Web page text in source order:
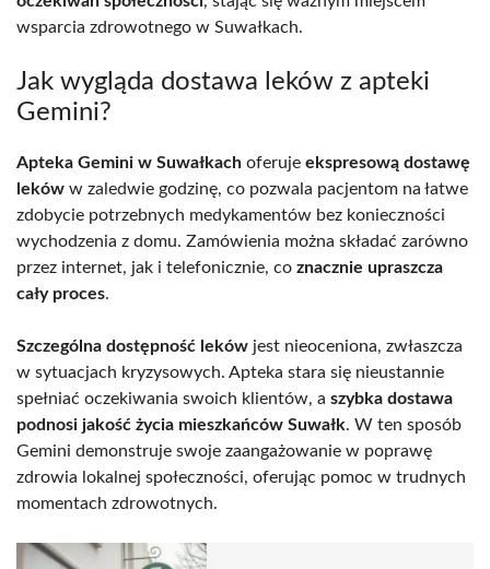
wsparcia zdrowotnego w Suwałkach.
Jak wygląda dostawa leków z apteki
Gemini?
Apteka Gemini w Suwałkach oferuje ekspresową dostawę
leków w zaledwie godzinę, co pozwala pacjentom na łatwe
zdobycie potrzebnych medykamentów bez konieczności
wychodzenia z domu. Zamówienia można składać zarówno
przez internet, jak i telefonicznie, co znacznie upraszcza
cały proces.
Szczególna dostępność leków jest nieoceniona, zwłaszcza
w sytuacjach kryzysowych. Apteka stara się nieustannie
spełniać oczekiwania swoich klientów, a szybka dostawa
podnosi jakość życia mieszkańców Suwałk. W ten sposób
Gemini demonstruje swoje zaangażowanie w poprawę
zdrowia lokalnej społeczności, oferując pomoc w trudnych
momentach zdrowotnych.